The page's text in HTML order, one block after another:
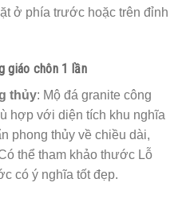
ở phía trước hoặc trên đỉnh
giáo chôn 1 lần
thủy: Mộ đá granite công
hợp với diện tích khu nghĩa
phong thủy về chiều dài,
thể tham khảo thước Lỗ
có ý nghĩa tốt đẹp.